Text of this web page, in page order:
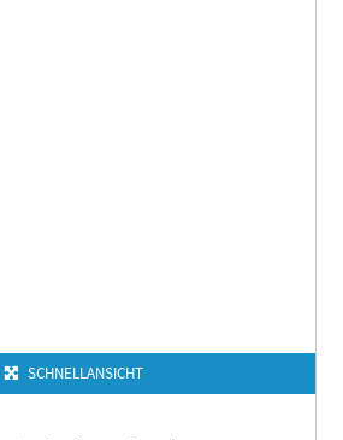
SCHNELLANSICHT